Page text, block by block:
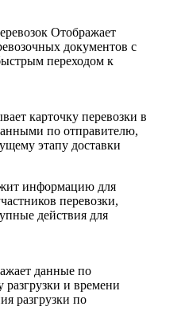
Отображает
документов с
переходом к
карточку перевозки в
по отправителю,
этапу доставки
информацию для
перевозки,
действия для
данные по
разгрузки и времени
разгрузки по